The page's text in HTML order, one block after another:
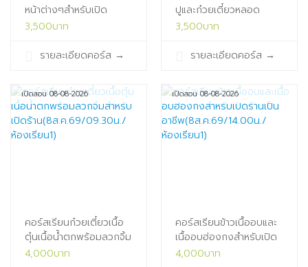
หน้าต่างๆสำหรับเปิด
ร้าน(7ส.ค.69/09.30น./
3,500บาท
รายละเอียดคอร์ส →
ปูและก๋วยเตี๋ยวหลอด
เยาวราช(7ส.ค.69/13.30น./
3,500บาท
รายละเอียดคอร์ส →
เปิดสอน 08-08-2026
คอร์สเรียนก๋วยเตี๋ยวเนื้อ
ตุ๋นเนื้อน้ำตกพร้อมลวกจิ้ม
สำหรับเปิด
4,000บาท
เปิดสอน 08-08-2026
คอร์สเรียนข้าวเนื้ออบและ
เนื้ออบฮ่องกงสำหรับเปิด
ร้านเป็น
4,000บาท